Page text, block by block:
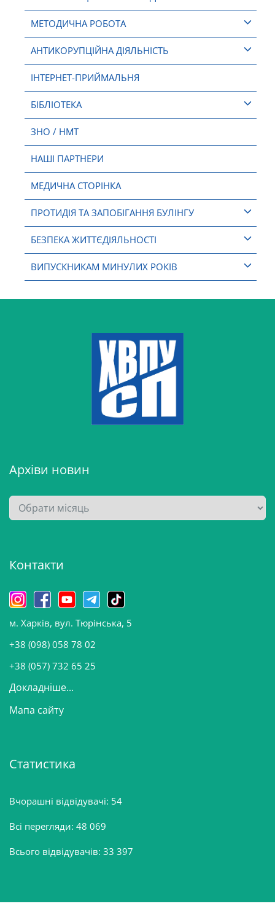
МЕТОДИЧНА РОБОТА
АНТИКОРУПЦІЙНА ДІЯЛЬНІСТЬ
ІНТЕРНЕТ-ПРИЙМАЛЬНЯ
БІБЛІОТЕКА
ЗНО / НМТ
НАШІ ПАРТНЕРИ
МЕДИЧНА СТОРІНКА
ПРОТИДІЯ ТА ЗАПОБІГАННЯ БУЛІНГУ
БЕЗПЕКА ЖИТТЄДІЯЛЬНОСТІ
ВИПУСКНИКАМ МИНУЛИХ РОКІВ
Архіви новин
А
р
в
н
о
в
и
Контакти
м. Харків, вул. Тюрінська, 5
+38 (098) 058 78 02
+38 (057) 732 65 25
Докладніше...
Мапа сайту
Статистика
Вчорашні відвідувачі: 54
Всі перегляди: 48 069
Всього відвідувачів: 33 397